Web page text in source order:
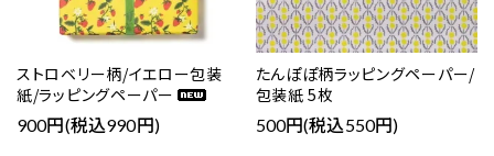
ストロベリー柄/イエロー包装
紙/ラッピングペーパー
900円(税込990円)
たんぽぽ柄ラッピングペーパー/
包装紙 5枚
500円(税込550円)